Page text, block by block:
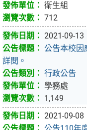
衛生組
712
2021-09-13
公告本校因
詳閱。
行政公告
學務處
1,149
2021-09-08